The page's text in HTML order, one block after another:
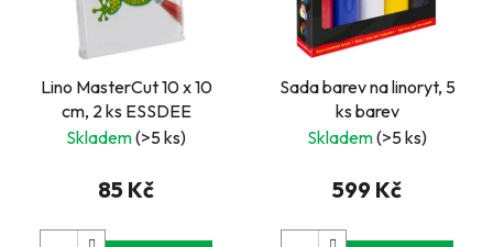
Lino MasterCut 10 x 10
cm, 2 ks ESSDEE
Skladem(>5 ks)
85 Kč
Sada barev na linoryt, 5
ks barev
Skladem(>5 ks)
599 Kč